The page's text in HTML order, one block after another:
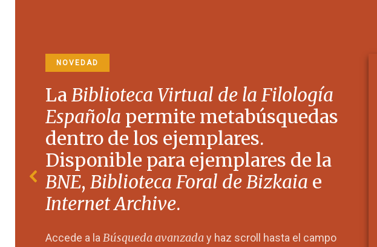
NOVEDAD
LaBiblioteca Virtual de la Filología
Española permite metabúsquedas
dentro de los ejemplares.
Disponible para ejemplares de la
BNE, Biblioteca Foral de Bizkaia e
Internet Archive.
Accede a laBúsqueda avanzaday haz scroll hasta el campo